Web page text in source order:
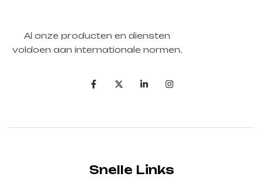
Al onze producten en diensten
voldoen aan internationale normen.
Snelle Links